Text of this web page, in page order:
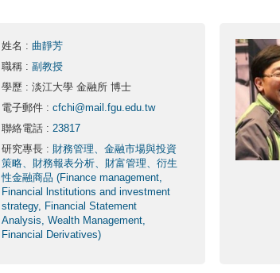
姓名 : 曲靜芳
職稱 : 副教授
學歷 : 淡江大學 金融所 博士
電子郵件 : cfchi@mail.fgu.edu.tw
聯絡電話 : 23817
研究專長 : 財務管理、金融市場與投資
策略、財務報表分析、財富管理、衍生
性金融商品 (Finance management,
Financial lnstitutions and investment
strategy, Financial Statement
Analysis, Wealth Management,
Financial Derivatives)